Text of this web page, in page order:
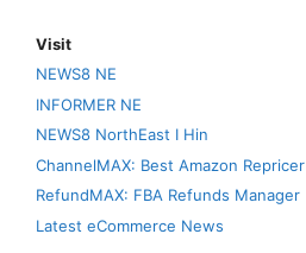
Visit
NEWS8 NE
INFORMER NE
NEWS8 NorthEast I Hin
ChannelMAX: Best Amazon Repricer
RefundMAX: FBA Refunds Manager
Latest eCommerce News